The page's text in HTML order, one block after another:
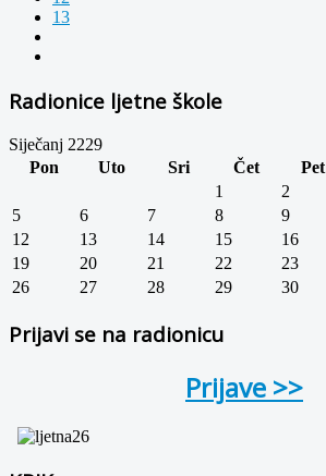
13
Radionice ljetne škole
Siječanj 2229
Pon
Uto Sri Čet Pet
1
2
5
6 7 8 9
12
13 14 15 16
19
20 21 22 23
26
27 28 29 30
Prijavi se na radionicu
Prijave >>